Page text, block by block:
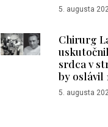
5. augusta
Chirurg
srdca v
by oslávil
5. augusta